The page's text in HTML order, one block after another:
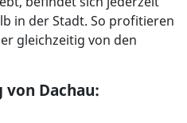
in der Stadt. So profitieren
gleichzeitig von den
Dachau: